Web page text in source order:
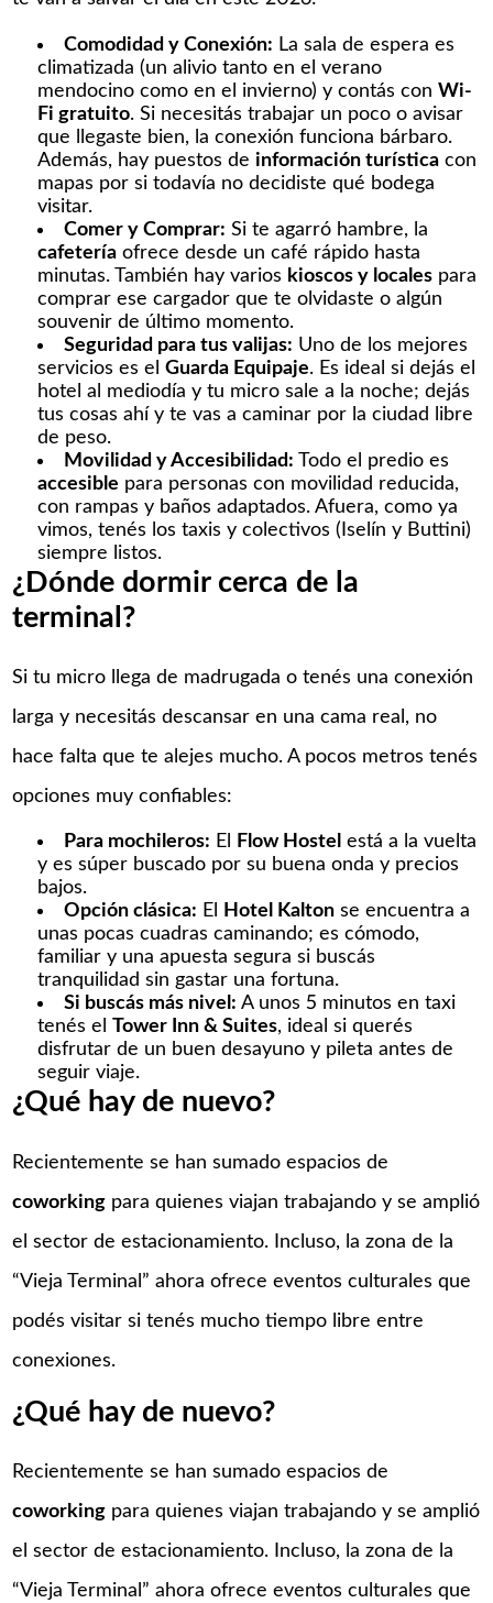
Comodidad y Conexión: La sala de espera es
climatizada (un alivio tanto en el verano
mendocino como en el invierno) y contás con Wi-
Fi gratuito. Si necesitás trabajar un poco o avisar
que llegaste bien, la conexión funciona bárbaro.
Además, hay puestos de información turísticacon
mapas por si todavía no decidiste qué bodega
visitar.
Comer y Comprar: Si te agarró hambre, la
cafeteríaofrece desde un café rápido hasta
minutas. También hay varios kioscos y localespara
comprar ese cargador que te olvidaste o algún
souvenir de último momento.
Seguridad para tus valijas: Uno de los mejores
servicios es el Guarda Equipaje. Es ideal si dejás el
hotel al mediodía y tu micro sale a la noche; dejás
tus cosas ahí y te vas a caminar por la ciudad libre
de peso.
Movilidad y Accesibilidad: Todo el predio es
accesible para personas con movilidad reducida,
con rampas y baños adaptados. Afuera, como ya
vimos, tenés los taxis y colectivos (Iselín y Buttini)
siempre listos.
¿Dónde dormir cerca de la
terminal?
Si tu micro llega de madrugada o tenés una conexión
larga y necesitás descansar en una cama real, no
hace falta que te alejes mucho. A pocos metros tenés
opciones muy confiables:
Para mochileros: El Flow Hostel está a la vuelta
y es súper buscado por su buena onda y precios
bajos.
Opción clásica: El Hotel Kaltonse encuentra a
unas pocas cuadras caminando; es cómodo,
familiar y una apuesta segura si buscás
tranquilidad sin gastar una fortuna.
Si buscás más nivel: A unos 5 minutos en taxi
tenés el
Tower Inn & Suites, ideal si querés
disfrutar de un buen desayuno y pileta antes de
seguir viaje.
¿Qué hay de nuevo?
Recientemente se han sumado espacios de
coworking para quienes viajan trabajando y se amplió
el sector de estacionamiento. Incluso, la zona de la
“Vieja Terminal” ahora ofrece eventos culturales que
podés visitar si tenés mucho tiempo libre entre
conexiones.
¿Qué hay de nuevo?
Recientemente se han sumado espacios de
coworking para quienes viajan trabajando y se amplió
el sector de estacionamiento. Incluso, la zona de la
“Vieja Terminal” ahora ofrece eventos culturales que